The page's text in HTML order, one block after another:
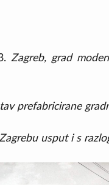
Zagreb, grad
prefabricirane
usput i s